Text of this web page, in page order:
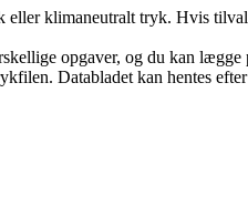
klimaneutralt tryk. Hvis
opgaver, og du kan
Databladet kan hentes